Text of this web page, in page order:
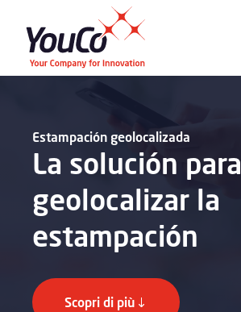
La solución para
geolocalizar la
estampación
Estampación geolocalizada
Scopri di più